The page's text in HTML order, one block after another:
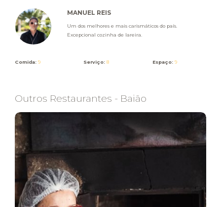
MANUEL REIS
Um dos melhores e mais carismáticos do país.
Excepcional cozinha de lareira.
Comida: 9 Serviço: 8 Espaço: 9
Outros Restaurantes - Baião